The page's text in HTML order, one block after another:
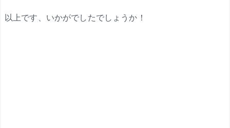
以上です、いかがでしたでしょうか！